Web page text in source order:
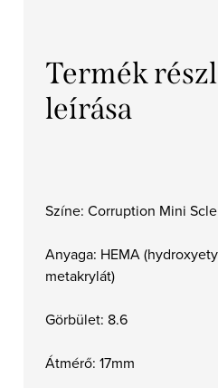
Termék
leírása
Színe: Corruption Mini
Anyaga: HEMA
metakrylát)
Görbület: 8.6
Átmérő: 17mm